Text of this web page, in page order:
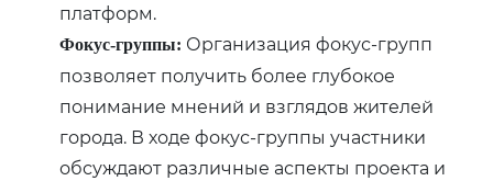
платформ.
Фокус-группы: Организация фокус-групп
позволяет получить более глубокое
понимание мнений и взглядов жителей
города. В ходе фокус-группы участники
обсуждают различные аспекты проекта и